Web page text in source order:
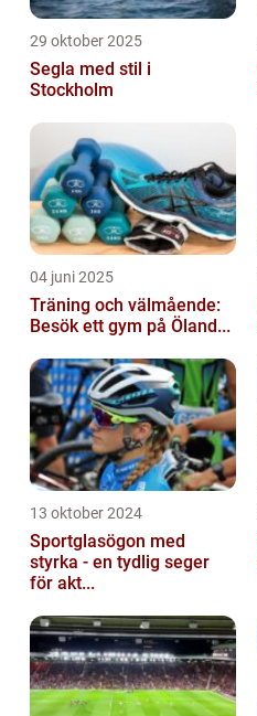
29 oktober 2025
Segla med stil i
Stockholm
04 juni 2025
Träning och välmående:
Besök ett gym på Öland...
13 oktober 2024
Sportglasögon med
styrka - en tydlig seger
för akt...